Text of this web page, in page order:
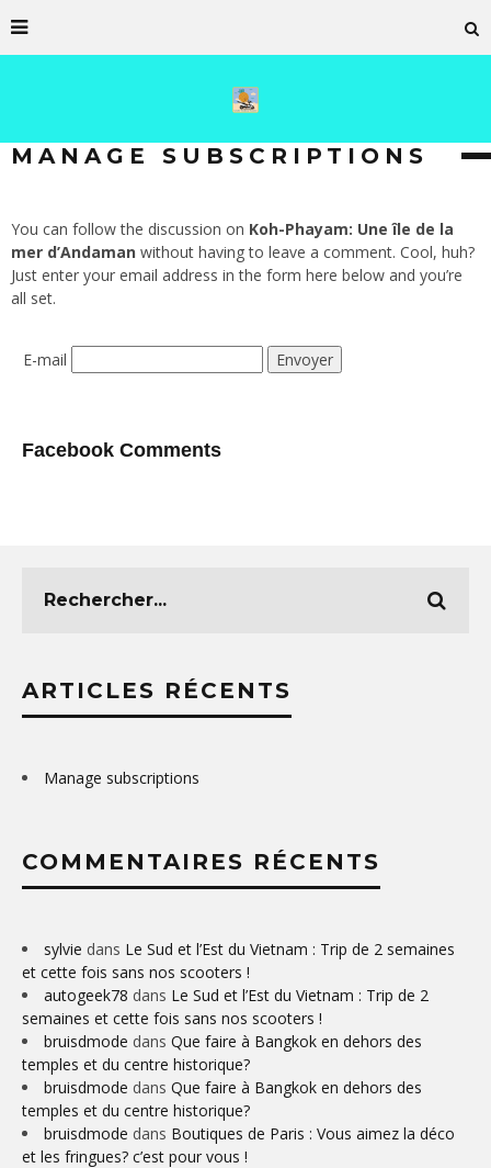
MANAGE SUBSCRIPTIONS
You can follow the discussion on Koh-Phayam: Une île de la
mer d’Andaman without having to leave a comment. Cool, huh?
Just enter your email address in the form here below and you’re
all set.
E-mail
Facebook Comments
ARTICLES RÉCENTS
Manage subscriptions
COMMENTAIRES RÉCENTS
sylvie dans Le Sud et l’Est du Vietnam : Trip de 2 semaines
et cette fois sans nos scooters !
autogeek78 dans Le Sud et l’Est du Vietnam : Trip de 2
semaines et cette fois sans nos scooters !
bruisdmode dans Que faire à Bangkok en dehors des
temples et du centre historique?
bruisdmode dans Que faire à Bangkok en dehors des
temples et du centre historique?
bruisdmode dans Boutiques de Paris : Vous aimez la déco
et les fringues? c’est pour vous !